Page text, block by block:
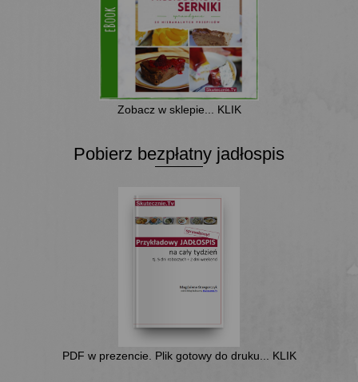
Zobacz w sklepie... KLIK
Pobierz bezpłatny jadłospis
PDF w prezencie. Plik gotowy do druku... KLIK